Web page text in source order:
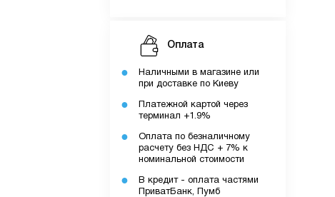
Оплата
Наличными в магазине или
при доставке по Киеву
Платежной картой через
терминал +1.9%
Оплата по безналичному
расчету без НДС + 7% к
номинальной стоимости
В кредит - оплата частями
ПриватБанк, Пумб